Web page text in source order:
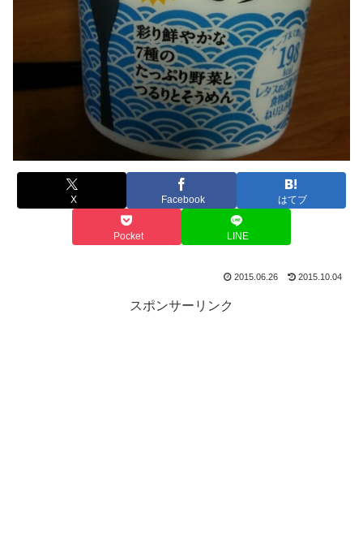
X Facebook はてブ
Pocket LINE
2015.06.26 2015.10.04
スポンサーリンク